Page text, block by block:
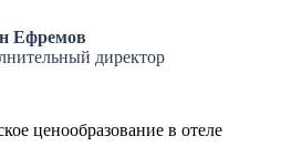
Ефремов
директор